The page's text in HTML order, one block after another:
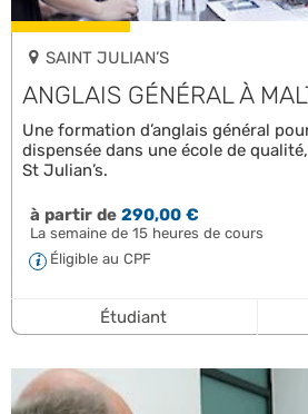
SAINT JULIAN’S
ANGLAIS GÉNÉRAL À
Une formation d’anglais général
dispensée dans une école de
St Julian’s.
à partir de290,00 €
La semaine de 15 heures de cours
Éligible au CPF
Étudiant